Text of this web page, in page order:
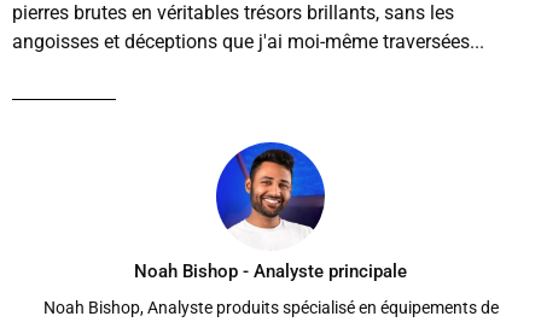
pierres brutes en véritables trésors brillants, sans les
angoisses et déceptions que j'ai moi-même traversées...
Noah Bishop - Analyste principale
Noah Bishop, Analyste produits spécialisé en équipements de